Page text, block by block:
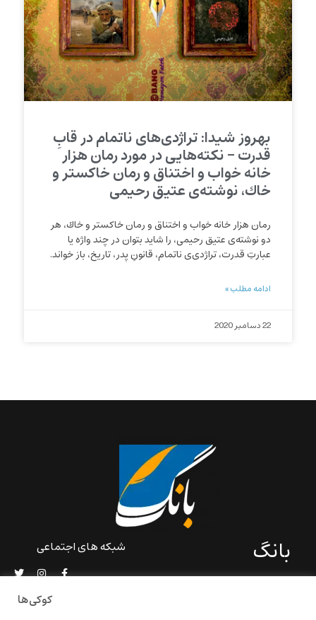
بهروز شیدا: تراژدی‌های ناتمام در قابِ
قدرت – نکته‌هایی در مورد رمان هزار
خانه خواب و اختناق و رمان خاكستر و
خاك، نوشته‌ی عتیق رحیمی
رمان هزار خانه خواب و اختناق و رمان خاكستر و خاك، هر
دو نوشته‌ی عتیق رحیمی، را شاید بتوان در چند واژه یا
عبارتِ قدرت، تراژدی‌ی ناتمام، قانونِ پدر، تاریخ، باز خواند.
ادامه مطلب »
22 دسامبر 2020
بانگ شبکه های اجتماعی
کوکی‌ها